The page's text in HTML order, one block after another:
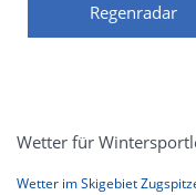
Regenradar
Wetter für
Wetter im Skigebiet